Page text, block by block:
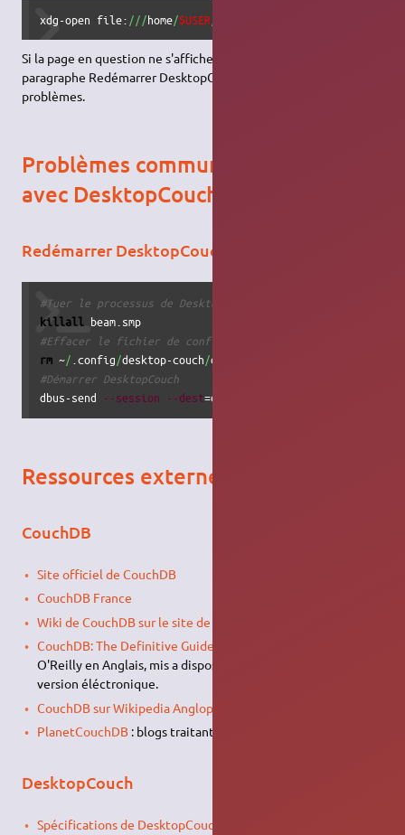
xdg-open file: ///home/$USER
Si la page en question ne s'affiche pas, voir plus bas le
paragraphe Redémarrer DesktopCouch dans la résolution des
problèmes.
Problèmes communs rencontrés
avec DesktopCouch
Redémarrer DesktopCouch
#Tuer le processus de DesktopCouch
killall
#Effacer le fichier de configuration, celui ci sera recrée
rm ~/.config/desktop-couch/
#Démarrer DesktopCouch
dbus-send --session --dest=org.desktopcouch.CouchDB
Ressources externes
CouchDB
Site officiel de CouchDB
CouchDB France
Wiki de CouchDB sur le site de la fondation Apache
CouchDB: The Definitive Guide
O'Reilly en Anglais, mis a disposition gratuitement dans sa
version éléctronique.
CouchDB sur Wikipedia Anglophone
PlanetCouchDB: blogs traitant de CouchDB
DesktopCouch
Spécifications de DesktopCouch